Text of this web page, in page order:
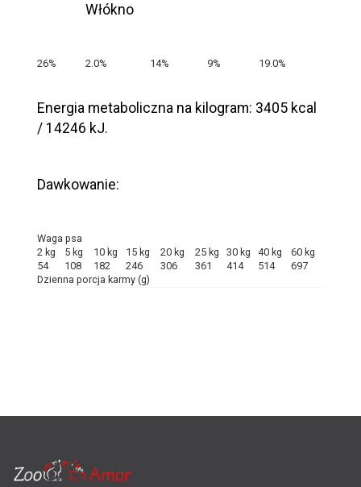
Włókno
26% 2.0% 14% 9% 19.0%
Energia metaboliczna na kilogram: 3405 kcal
/ 14246 kJ.
Dawkowanie:
Waga psa
2 kg
5 kg 10 kg 15 kg 20 kg 25 kg 30 kg 40 kg
60 kg
54
108 182 246 306 361 414 514
697
Dzienna porcja karmy (g)